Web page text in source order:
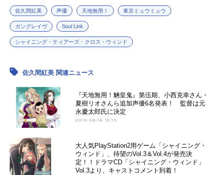
佐久間紅美 声優 天地無用！ 東京ミュウミュウ
ガングレイヴ Soul Link
シャイニング・ティアーズ・クロス・ウィンド
佐久間紅美 関連ニュース
『天地無用！魎皇鬼』第伍期、小西克幸さん・
夏樹リオさんら追加声優6名発表！ 監督は元
永慶太郎氏に決定
2019-08-16 15:10
大人気PlayStation2用ゲーム「シャイニング・
ウィンド」、待望のVol.3＆Vol.4が発売決
定！！ドラマCD「シャイニング・ウィンド」
Vol.3より、キャストコメント到着！